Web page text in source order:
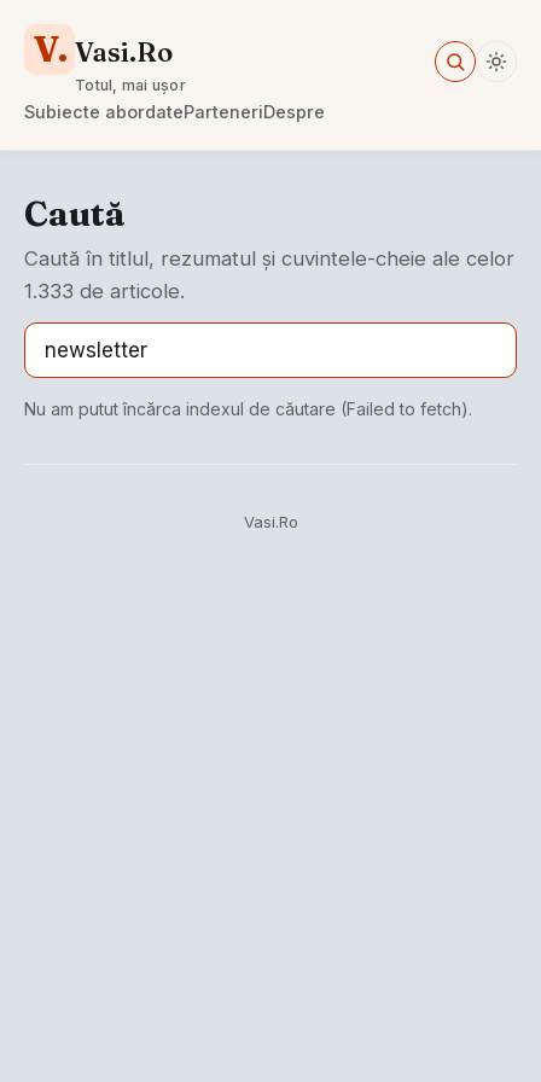
V. Vasi.Ro
Totul, mai ușor
Subiecte abordateParteneriDespre
Caută
Caută în titlul, rezumatul și cuvintele-cheie ale celor
1.333 de articole.
Nu am putut încărca indexul de căutare (Failed to fetch).
Vasi.Ro